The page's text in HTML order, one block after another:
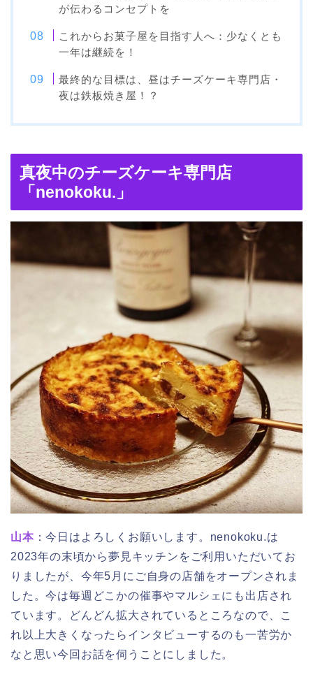
が伝わるコンセプトを
これからお菓子屋を目指す人へ：少なくとも
一年は継続を！
最終的な目標は、昼はチーズケーキ専門店・
夜は鉄板焼き屋！？
真夜中のチーズケーキ専門店
「nenokoku.」
山本：今日はよろしくお願いします。nenokoku.は
2023年の末頃から夢見キッチンをご利用いただいてお
りましたが、今年5月にご自身の店舗をオープンされま
した。今は毎週どこかの催事やマルシェにも出店され
ています。どんどん拡大されているところなので、こ
れ以上大きくなったらインタビューするのも一苦労か
なと思い今回お話を伺うことにしました。